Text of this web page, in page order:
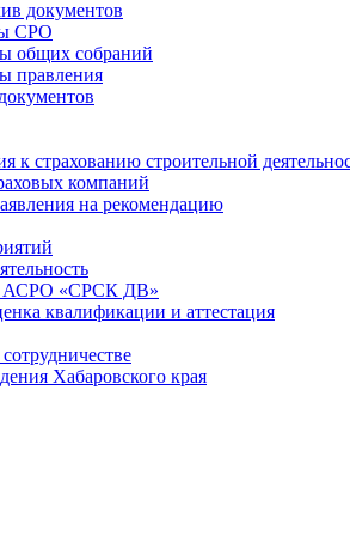
документов
СРО
общих собраний
правления
к страхованию строительной
компаний
на рекомендацию
АСРО «СРСК ДВ»
квалификации и аттестация
Хабаровского края